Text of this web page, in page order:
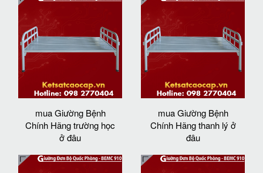
mua Giường Bệnh
Chính Hãng trường học
ở đâu
mua Giường Bệnh
Chính Hãng thanh lý ở
đâu